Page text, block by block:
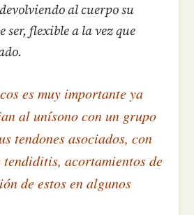
al cuerpo su
ser, flexible a la vez que
es muy importante ya
al unísono con un grupo
tendones asociados, con
tendiditis, acortamientos de
de estos en algunos